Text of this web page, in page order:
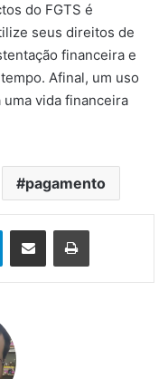
do FGTS é
seus direitos de
financeira e
Afinal, um uso
vida financeira
pagamento
TelegramCompartilhar via e-mail Imprimir